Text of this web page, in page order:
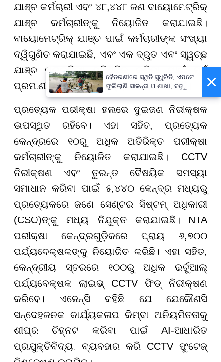
ଯାଞ୍ଚ କର୍ମଚାରୀ ଏବଂ ୪୮,୪୪୮ ଜଣ ବାୟୋମେଟ୍ରିକ୍
ଯାଞ୍ଚ କର୍ମଚାରୀଙ୍କୁ ନିୟୋଜିତ କରାଯାଇଛି।
ବାୟୋମେଟ୍ରିକ୍ ଯାଞ୍ଚ ପାଇଁ କର୍ମଚାରୀଙ୍କ ସଂଖ୍ୟା
ଦ୍ୱିଗୁଣିତ କରାଯାଇଛି, ଏବଂ ଏକ ଦ୍ରୁତ ଏବଂ ସ୍ୱଚ୍ଛ
ଯାଞ୍ଚ ପ୍ରକ୍ରିୟା ସୁନିଶ୍ଚିତ କରିବା ପାଇଁ ମୁହଁ
ପ୍ରମାଣୀକରଣ ମଧ୍ୟ କାର୍ଯ୍ୟକାରୀ କରାଯାଇଛି।
ପ୍ରତ୍ୟେକ ପରୀକ୍ଷା ହଲରେ ଦୁଇଜଣ ନିରୀକ୍ଷକ
ଉପସ୍ଥିତ ରହିବେ। ଏହା ସହିତ, ପ୍ରତ୍ୟେକ
କେନ୍ଦ୍ରରେ ୧୦ରୁ ଅଧିକ ଅତିରିକ୍ତ ପରୀକ୍ଷା
କର୍ମଚାରୀଙ୍କୁ ନିୟୋଜିତ କରାଯାଇଛି। CCTV
ନିରୀକ୍ଷଣ ଏବଂ ତୁରନ୍ତ ବୈଷୟିକ ସମସ୍ୟା
ସମାଧାନ କରିବା ପାଇଁ ୫,୪୪୦ କେନ୍ଦ୍ର ମଧ୍ୟରୁ
ପ୍ରତ୍ୟେକରେ ଜଣେ ସେଣ୍ଟର ସିଷ୍ଟମ୍ ଅଧିକାରୀ
(CSO)ଙ୍କୁ ମଧ୍ୟ ନିଯୁକ୍ତ କରାଯାଇଛି। NTA
ପରୀକ୍ଷା କେନ୍ଦ୍ରଗୁଡ଼ିକରେ ପ୍ରାୟ ୬,୭୦୦
ପର୍ଯ୍ୟବେକ୍ଷକଙ୍କୁ ନିୟୋଜିତ କରିଛି। ଏହା ସହିତ,
କେନ୍ଦ୍ରୀୟ ସ୍ତରରେ ୧୦୦ରୁ ଅଧିକ ଭର୍ଚୁଆଲ୍
ପର୍ଯ୍ୟବେକ୍ଷକ ଲାଇଭ୍ CCTV ଫିଡ୍ ନିରୀକ୍ଷଣ
କରିବେ। ଏଜେନ୍ସି କହିଛି ଯେ ଯେକୌଣସି
ସନ୍ଦେହଜନକ କାର୍ଯ୍ୟକଳାପ କିମ୍ବା ଅନିୟମିତତାକୁ
ଶୀଘ୍ର ଚିହ୍ନଟ କରିବା ପାଇଁ AI-ଆଧାରିତ
ପ୍ରଯୁକ୍ତିବିଦ୍ୟା ବ୍ୟବହାର କରି CCTV ଫୁଟେଜ୍
×
ବୈତରଣୀରେ ସ୍ଥିତି ସୁଧୁରିନି, ଏପଟେ
ଫୁଲିଲାଣି ସାଳନ୍ଦୀ ଓ ଶାଖା, ବଢ଼ୁଛି